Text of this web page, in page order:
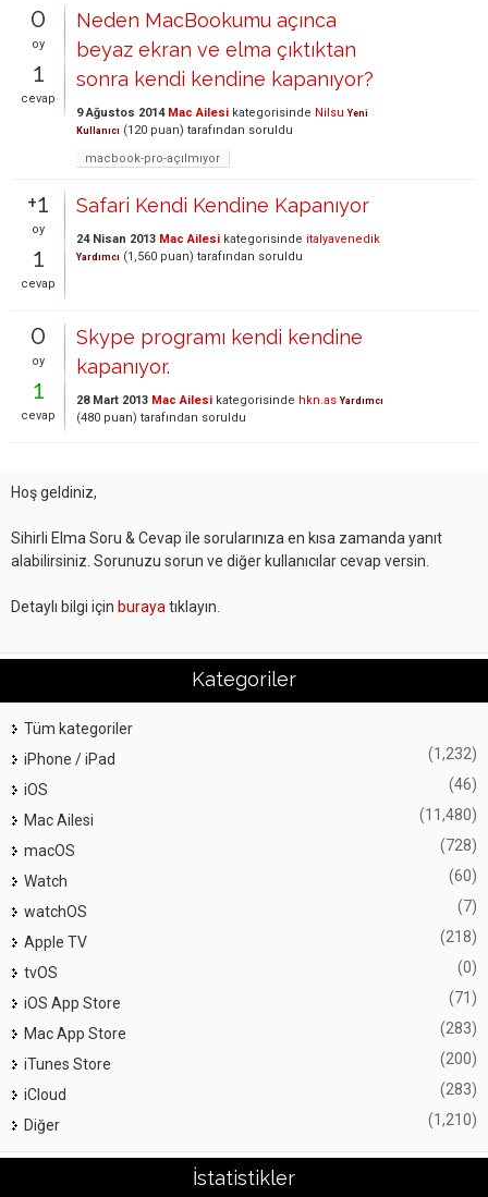
0
oy
1
cevap
Neden MacBookumu açınca
beyaz ekran ve elma çıktıktan
sonra kendi kendine kapanıyor?
9 Ağustos 2014 Mac Ailesi kategorisinde Nilsu Yeni
Kullanıcı (120 puan) tarafından soruldu
macbook-pro-açılmıyor
+1
oy
1
cevap
Safari Kendi Kendine Kapanıyor
24 Nisan 2013 Mac Ailesi kategorisinde italyavenedik
Yardımcı (1,560 puan) tarafından soruldu
0
oy
1
cevap
Skype programı kendi kendine
kapanıyor.
28 Mart 2013 Mac Ailesi kategorisinde hkn.as Yardımcı
(480 puan) tarafından soruldu
Hoş geldiniz,
Sihirli Elma Soru & Cevap ile sorularınıza en kısa zamanda yanıt
alabilirsiniz. Sorunuzu sorun ve diğer kullanıcılar cevap versin.
Detaylı bilgi için buraya tıklayın.
Kategoriler
Tüm kategoriler
iPhone / iPad
(1,232)
iOS (46)
Mac Ailesi (11,480)
macOS (728)
Watch (60)
watchOS (7)
Apple TV (218)
tvOS (0)
iOS App Store (71)
Mac App Store (283)
iTunes Store (200)
iCloud (283)
Diğer (1,210)
İstatistikler